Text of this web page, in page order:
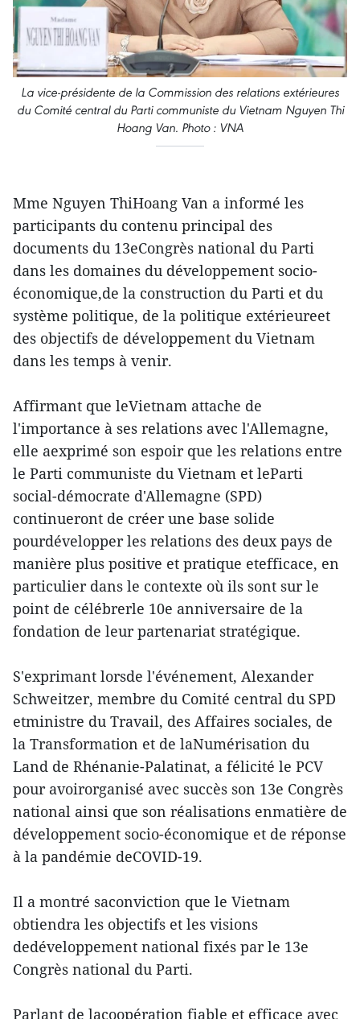
La vice-présidente de la Commission des relations extérieures
du Comité central du Parti communiste du Vietnam Nguyen Thi
Hoang Van. Photo : VNA
Mme Nguyen ThiHoang Van a informé les
participants du contenu principal des
documents du 13eCongrès national du Parti
dans les domaines du développement socio-
économique,de la construction du Parti et du
système politique, de la politique extérieureet
des objectifs de développement du Vietnam
dans les temps à venir.
Affirmant que leVietnam attache de
l'importance à ses relations avec l'Allemagne,
elle aexprimé son espoir que les relations entre
le Parti communiste du Vietnam et leParti
social-démocrate d'Allemagne (SPD)
continueront de créer une base solide
pourdévelopper les relations des deux pays de
manière plus positive et pratique etefficace, en
particulier dans le contexte où ils sont sur le
point de célébrerle 10e anniversaire de la
fondation de leur partenariat stratégique.
S'exprimant lorsde l'événement, Alexander
Schweitzer, membre du Comité central du SPD
etministre du Travail, des Affaires sociales, de
la Transformation et de laNumérisation du
Land de Rhénanie-Palatinat, a félicité le PCV
pour avoirorganisé avec succès son 13e Congrès
national ainsi que son réalisations enmatière de
développement socio-économique et de réponse
à la pandémie deCOVID-19.
Il a montré saconviction que le Vietnam
obtiendra les objectifs et les visions
dedéveloppement national fixés par le 13e
Congrès national du Parti.
Parlant de lacoopération fiable et efficace avec